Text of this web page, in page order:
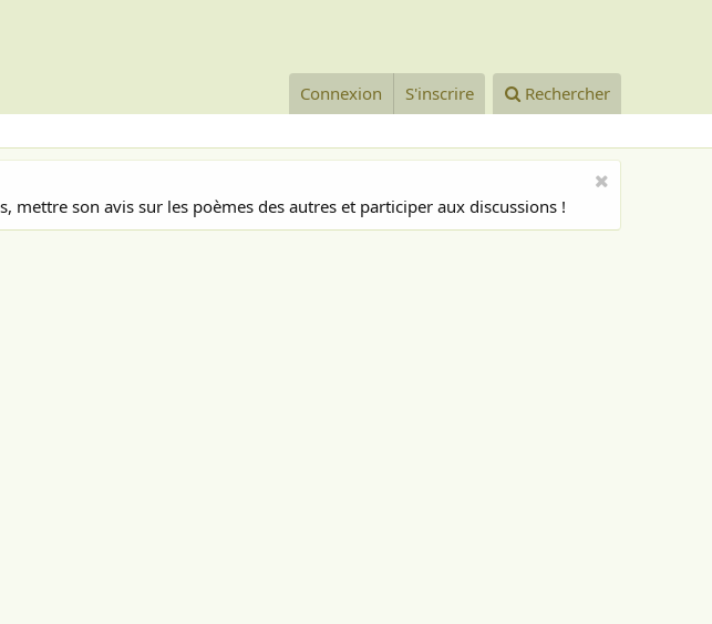
Connexion S'inscrire Rechercher
son avis sur les poèmes des autres et participer aux discussions !